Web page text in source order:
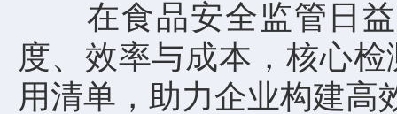
在食品安全监管日益
度、效率与成本，核心
用清单，助力企业构建高